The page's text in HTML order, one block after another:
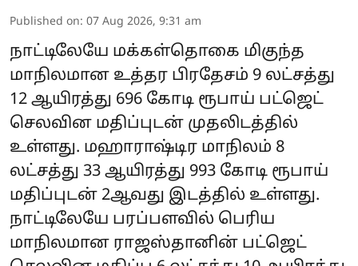
Published on: 07 Aug 2026, 9:31 am
நாட்டிலேயே மக்கள்தொகை மிகுந்த
மாநிலமான உத்தர பிரதேசம் 9 லட்சத்து
12 ஆயிரத்து 696 கோடி ரூபாய் பட்ஜெட்
செலவின மதிப்புடன் முதலிடத்தில்
உள்ளது. மஹாராஷ்டிர மாநிலம் 8
லட்சத்து 33 ஆயிரத்து 993 கோடி ரூபாய்
மதிப்புடன் 2ஆவது இடத்தில் உள்ளது.
நாட்டிலேயே பரப்பளவில் பெரிய
மாநிலமான ராஜஸ்தானின் பட்ஜெட்